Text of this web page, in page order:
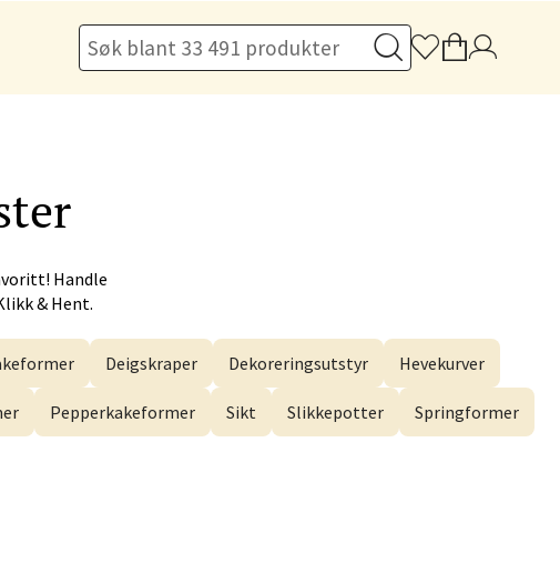
Handle
& Hent.
Deigskraper Dekoreringsutstyr Hevekurver
Pepperkakeformer Sikt Slikkepotter Springformer
Velg
Velg
Velg